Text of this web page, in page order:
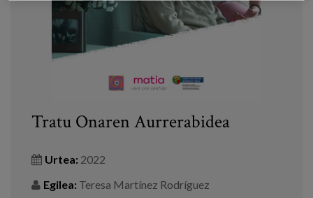
Tratu Onaren Aurrerabidea
Urtea: 2022
Egilea: Teresa Martínez Rodríguez